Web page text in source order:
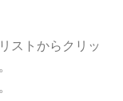
ストからクリッ